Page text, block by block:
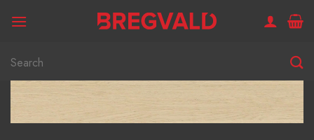
Otsi: